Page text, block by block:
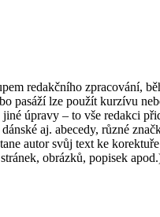
redakčního zpracování,
pasáží lze použít kurzívu
úpravy – to vše redakci
aj. abecedy, různé
autor svůj text ke
obrázků, popisek